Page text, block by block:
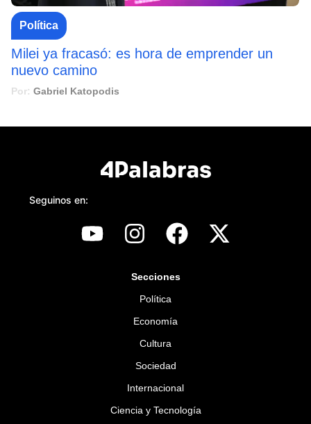
Política
Milei ya fracasó: es hora de emprender un
nuevo camino
Por: Gabriel Katopodis
Seguinos en:
Secciones
Política
Economía
Cultura
Sociedad
Internacional
Ciencia y Tecnología